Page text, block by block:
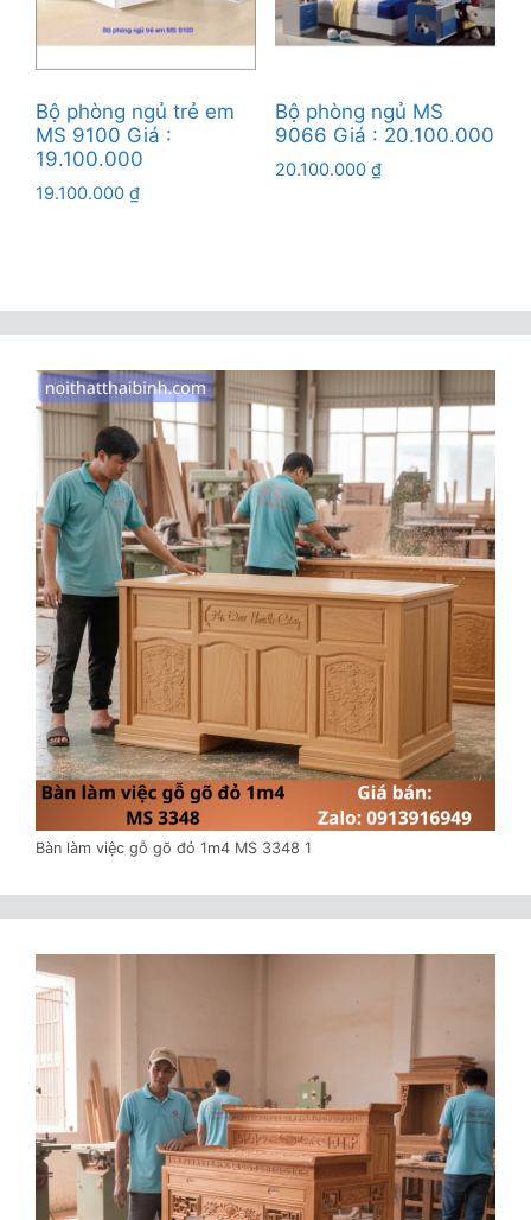
Bộ phòng ngủ trẻ em
MS 9100 Giá :
19.100.000
19.100.000 ₫
Bộ phòng ngủ MS
9066 Giá : 20.100.000
20.100.000 ₫
Bàn làm việc gỗ gõ đỏ 1m4 MS 3348 1